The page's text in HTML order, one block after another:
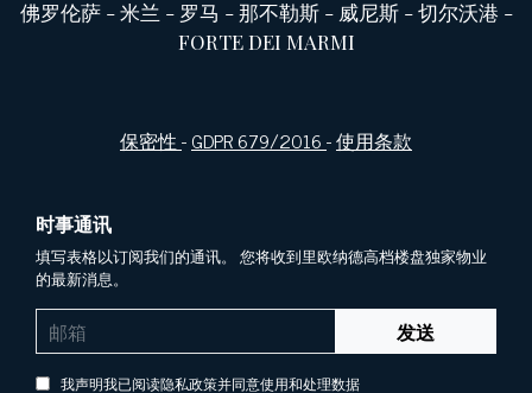
佛罗伦萨-米兰 - 罗马 -那不勒斯- 威尼斯-切尔沃港 -
FORTE DEI MARMI
保密性-GDPR 679/2016-使用条款
时事通讯
填写表格以订阅我们的通讯。 您将收到里欧纳德高档楼盘独家物业
的最新消息。
发送
我声明我已阅读隐私政策并同意使用和处理数据